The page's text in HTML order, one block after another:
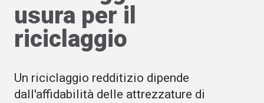
usura per il
riciclaggio
Un riciclaggio redditizio dipende
dall'affidabilità delle attrezzature di